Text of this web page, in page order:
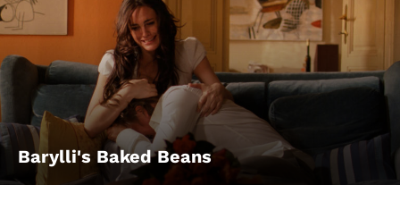
Barylli's Baked Beans